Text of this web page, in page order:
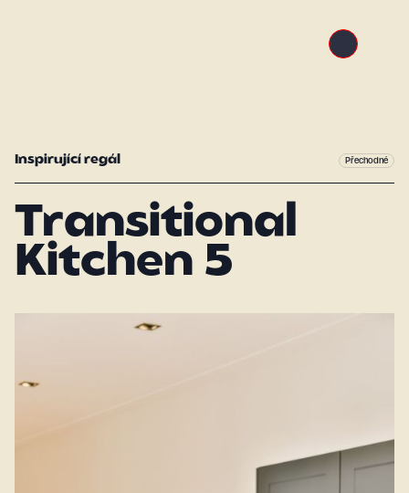
Inspirující regál Přechodné
Transitional
Kitchen 5